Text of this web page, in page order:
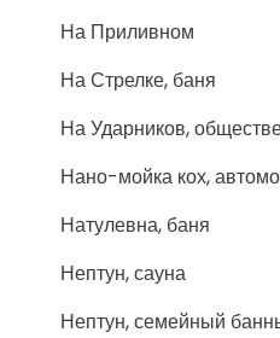
На Приливном
На Стрелке, баня
На Ударников,
Нано-мойка кох,
Натулевна, баня
Нептун, сауна
Нептун, семейный